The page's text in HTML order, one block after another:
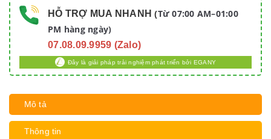
HỖ TRỢ MUA NHANH (Từ 07:00 AM–01:00
PM hàng ngày)
07.08.09.9959 (Zalo)
Đây là giải pháp trải nghiệm phát triển bởi EGANY
Mô tả
Thông tin